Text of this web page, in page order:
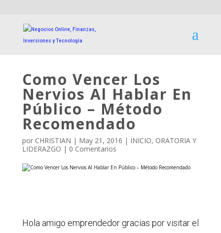
Como Vencer Los
Nervios Al Hablar En
Público – Método
Recomendado
por CHRISTIAN | May 21, 2016 | INICIO, ORATORIA Y
LIDERAZGO | 0 Comentarios
Hola amigo emprendedor gracias por visitar el